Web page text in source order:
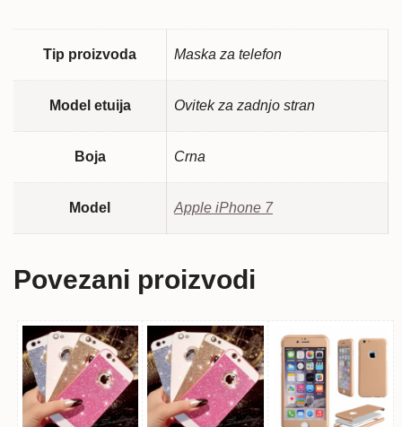
Tip proizvoda Maska za telefon
Model etuija Ovitek za zadnjo stran
Boja Crna
Model Apple iPhone 7
Povezani proizvodi